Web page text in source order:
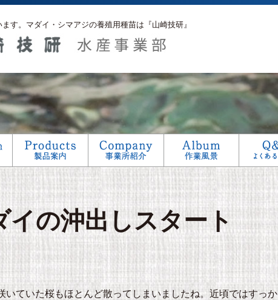
す。マダイ・シマアジの養殖用種苗は『山崎技研』
アフターサービス
イの沖出しスタート
いていた桜もほとんど散ってしまいましたね。近頃ではすっか